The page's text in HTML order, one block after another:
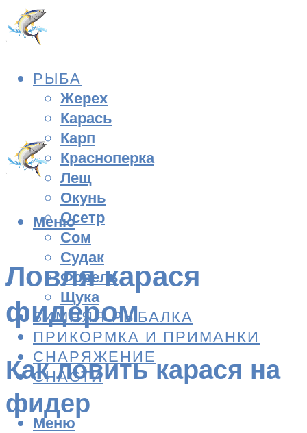
РЫБА
Жерех
Карась
Карп
Красноперка
Лещ
Окунь
Осетр
Сом
Судак
Форель
Щука
ЗИМНЯЯ РЫБАЛКА
ПРИКОРМКА И ПРИМАНКИ
СНАРЯЖЕНИЕ
СНАСТИ
Меню
Меню
Ловля карася
фидером
Как ловить карася на
фидер